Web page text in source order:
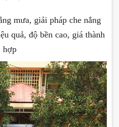
t
i
mưa, giải pháp che nắng
quả, độ bền cao, giá thành
hợp